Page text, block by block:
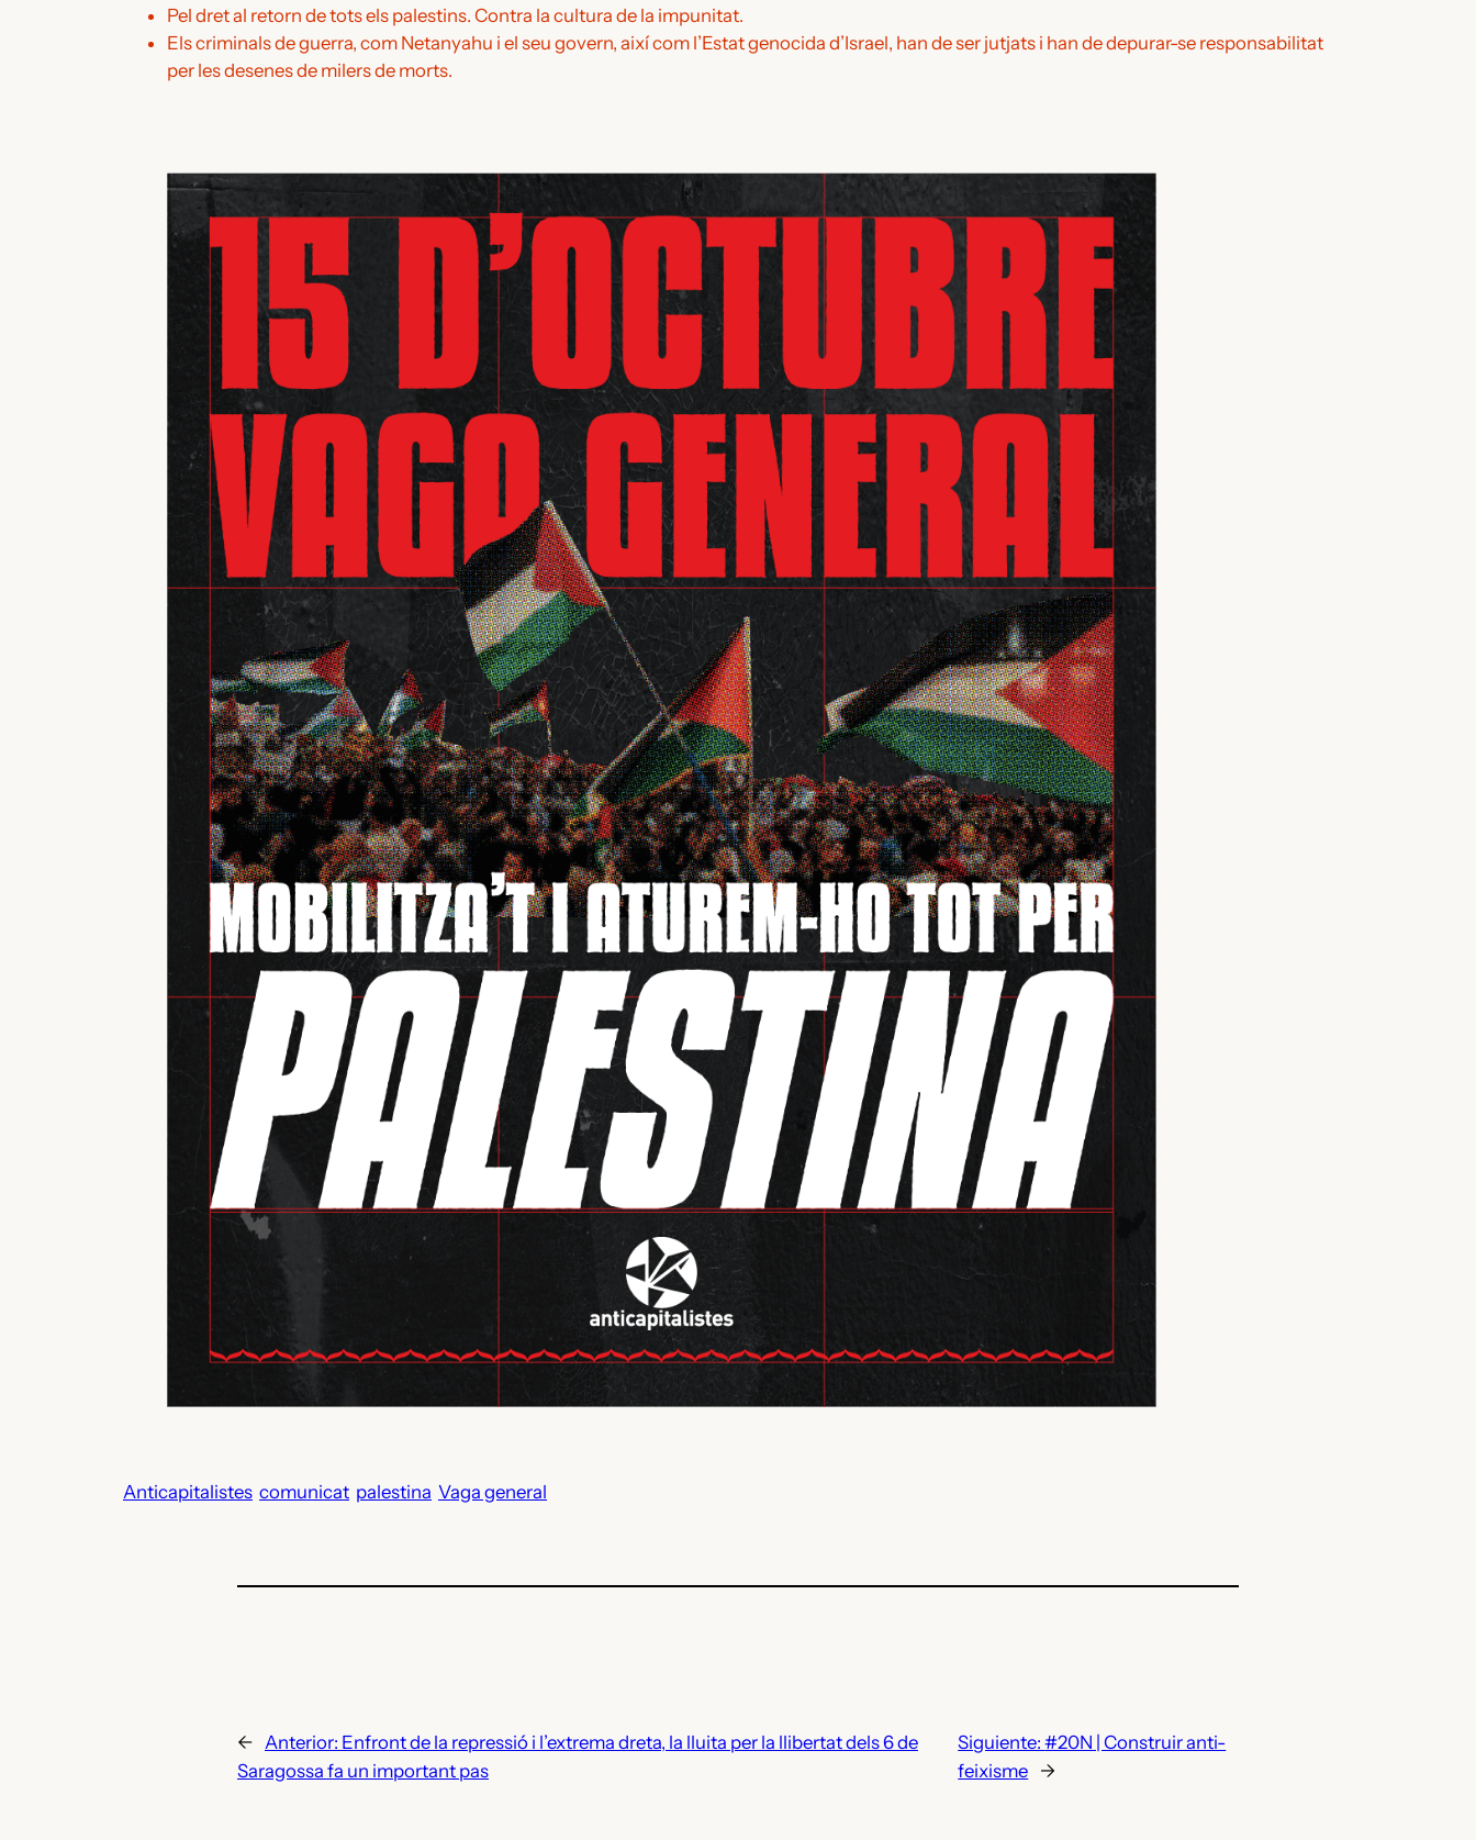
Pel dret al retorn de tots els palestins. Contra la cultura de la impunitat.
Els criminals de guerra, com Netanyahu i el seu govern, així com l’Estat genocida d’Israel, han de ser jutjats i han de depurar-se responsabilitat
per les desenes de milers de morts.
Anticapitalistes comunicat palestina Vaga general
← Anterior: Enfront de la repressió i l’extrema dreta, la lluita per la llibertat dels 6 de
Saragossa fa un important pas
Siguiente:#20N | Construir anti-
feixisme →